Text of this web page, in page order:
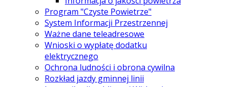
Program "Czyste Powietrze"
System Informacji Przestrzennej
Ważne dane teleadresowe
Wnioski o wypłatę dodatku
elektrycznego
Ochrona ludności i obrona cywilna
Rozkład jazdy gminnej linii